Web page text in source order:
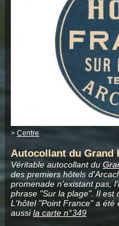
> Centre
Autocollant du Grand
Véritable autocollant du
des premiers hôtels
promenade n'existant pas,
phrase "Sur la plage". Il est
L'hôtel "Point France" a été
aussila carte n°349